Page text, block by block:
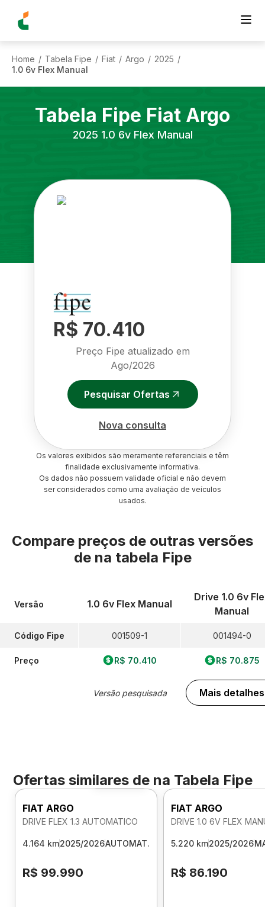
Home / Tabela Fipe / Fiat / Argo / 2025 /
1.0 6v Flex Manual
Tabela Fipe Fiat Argo
2025 1.0 6v Flex Manual
R$ 70.410
Preço Fipe atualizado em
Ago/2026
Pesquisar Ofertas
Nova consulta
Os valores exibidos são meramente referenciais e têm
finalidade exclusivamente informativa.
Os dados não possuem validade oficial e não devem
ser considerados como uma avaliação de veículos
usados.
Compare preços de outras versões
de na tabela Fipe
Versão
Código Fipe
Preço
1.0 6v Flex Manual
001509-1
R$ 70.410
Versão pesquisada
Drive 1.0 6v
Manual
001494-0
R$ 70.875
Mais detalhes
Ofertas similares de na Tabela Fipe
Foto 360º
FIAT ARGO
DRIVE FLEX 1.3 AUTOMATICO
4.164 km2025/2026AUTOMAT.
R$ 99.990
FIAT ARGO
DRIVE 1.0 6V FLEX
5.220 km2025/2026
R$ 86.190